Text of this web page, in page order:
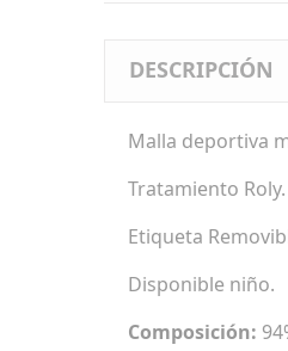
DESCRIPCIÓN
Malla deportiva
Tratamiento Roly.
Etiqueta
Disponible niño.
Composición: